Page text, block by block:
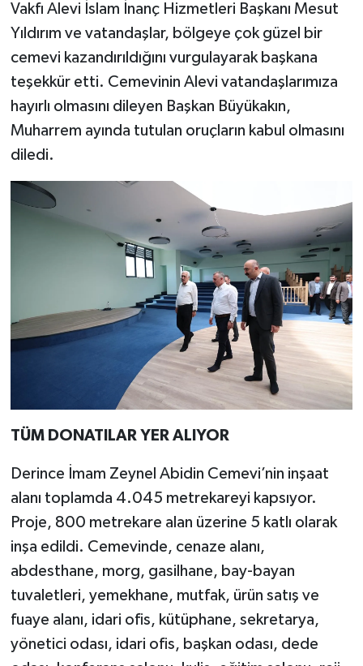
Vakfı Alevi İslam İnanç Hizmetleri Başkanı Mesut
Yıldırım ve vatandaşlar, bölgeye çok güzel bir
cemevi kazandırıldığını vurgulayarak başkana
teşekkür etti. Cemevinin Alevi vatandaşlarımıza
hayırlı olmasını dileyen Başkan Büyükakın,
Muharrem ayında tutulan oruçların kabul olmasını
diledi.
TÜM DONATILAR YER ALIYOR
Derince İmam Zeynel Abidin Cemevi’nin inşaat
alanı toplamda 4.045 metrekareyi kapsıyor.
Proje, 800 metrekare alan üzerine 5 katlı olarak
inşa edildi. Cemevinde, cenaze alanı,
abdesthane, morg, gasilhane, bay-bayan
tuvaletleri, yemekhane, mutfak, ürün satış ve
fuaye alanı, idari ofis, kütüphane, sekretarya,
yönetici odası, idari ofis, başkan odası, dede